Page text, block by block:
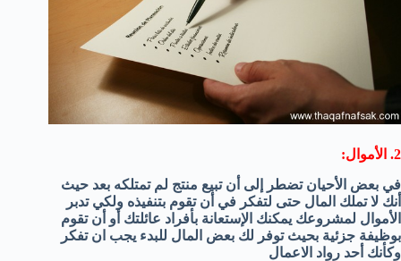
2. الأموال:
في بعض الأحيان تضطر إلى أن تبيع منتج لم تمتلكه بعد حيث
أنك لا تملك المال حتى لتفكر في أن تقوم بتنفيذه ولكي تدبر
الأموال لمشروعك يمكنك الإستعانة بأفراد عائلتك أو أن تقوم
بوظيفة جزئية بحيث توفر لك بعض المال للبدء يجب ان تفكر
وكأنك أحد رواد الاعمال